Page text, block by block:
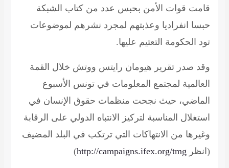
قامت قوات الأمن بحبس عدد من كتاب الشبكة
حبسا انفراديا وعذبتهم لمجرد نشرهم لموضوعات
تود الحكومة التعتيم عليها.
وقد صدر تقرير هيومان رايتس ووتش خلال القمة
العالمية لمجتمع المعلومات في تونس الأسبوع
الماضي، حيث نجحت منظمات حقوق الإنسان في
استغلال المناسبة لتركيز الانتباه الدولي على الرقابة
وغيرها من الانتهاكات التي ترتكب في البلد المضيف
(انظر
http://campaigns.ifex.org/tmg
)